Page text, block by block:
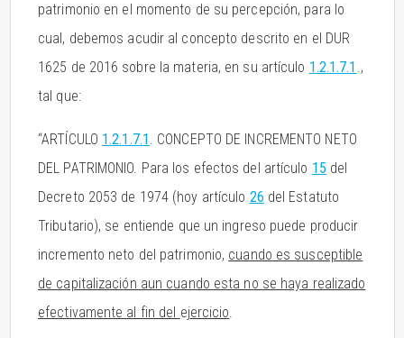
patrimonio en el momento de su percepción, para lo
cual, debemos acudir al concepto descrito en el DUR
1625 de 2016 sobre la materia, en su artículo 1.2.1.7.1 .,
tal que:
“ARTÍCULO 1.2.1.7.1 . CONCEPTO DE INCREMENTO NETO
DEL PATRIMONIO. Para los efectos del artículo 15 del
Decreto 2053 de 1974 (hoy artículo 26 del Estatuto
Tributario), se entiende que un ingreso puede producir
incremento neto del patrimonio, cuando es susceptible
de capitalización aun cuando esta no se haya realizado
efectivamente al fin del ejercicio